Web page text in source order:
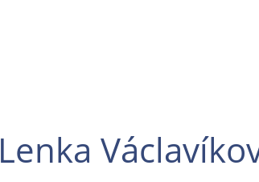
Lenka